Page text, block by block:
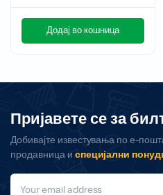
Додај во кошница
Пријавете се за
Добивајте известувања по е-
продавница и специјални